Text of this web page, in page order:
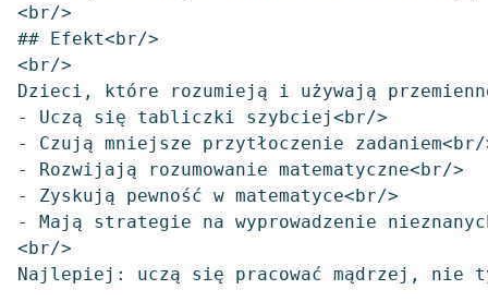
<br/>
## Efekt<br/>
<br/>
Dzieci, które rozumieją i używają
- Uczą się tabliczki szybciej<br/>
- Czują mniejsze przytłoczenie zadaniem<br/
- Rozwijają rozumowanie matematyczne<br/>
- Zyskują pewność w matematyce<br/>
- Mają strategie na wyprowadzenie
<br/>